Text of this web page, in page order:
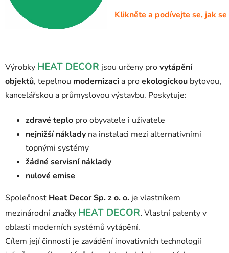
Klikněte a podívejte se, jak
Výrobky HEAT DECOR jsou určeny provytápění
objektů, tepelnou modernizaci a proekologickou bytovou,
kancelářskou a průmyslovou výstavbu. Poskytuje:
zdravé teplo pro obyvatele i uživatele
nejnižší náklady na instalaci mezi alternativními
topnými systémy
žádné servisní náklady
nulové emise
Společnost Heat Decor Sp. z o. o. je vlastníkem
mezinárodní značky HEAT DECOR. Vlastní patenty v
oblasti moderních systémů vytápění.
Cílem její činnosti je zavádění inovativních technologií